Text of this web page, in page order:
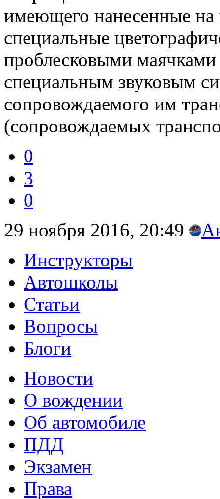
имеющего нанесенные
специальные
проблесковыми маячками
специальным звуковым
сопровождаемого им
(сопровождаемых
0
3
0
29 ноября 2016, 20:49
Инструкторы
Автошколы
Статьи
Вопросы
Блоги
Новости
О вождении
Об автомобиле
ПДД
Экзамен
Права